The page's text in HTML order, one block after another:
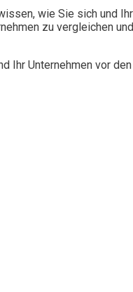
wie Sie sich und
zu vergleichen
Ihr Unternehmen vor